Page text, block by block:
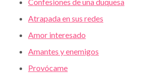
Atrapada en sus redes
Amor interesado
Amantes y enemigos
Provócame